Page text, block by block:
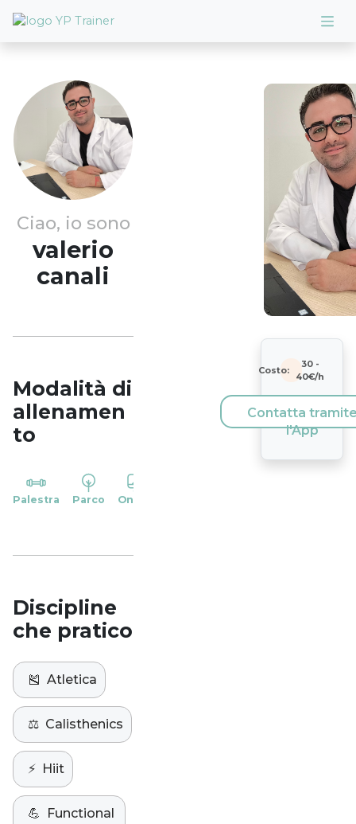
Ciao, io sono
valerio
canali
Modalità di
allenamen
to
Palestra Parco Online
Discipline
che pratico
🎽 Atletica
⚖️ Calisthenics
⚡️ Hiit
💪
Functional
Costo:
30-
40€/h
Contatta
l'App